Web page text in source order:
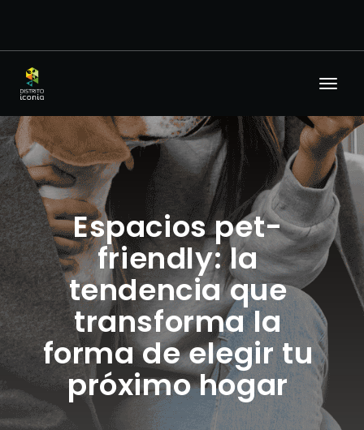
Espacios pet-
friendly: la
tendencia que
transforma la
forma de elegir tu
próximo hogar